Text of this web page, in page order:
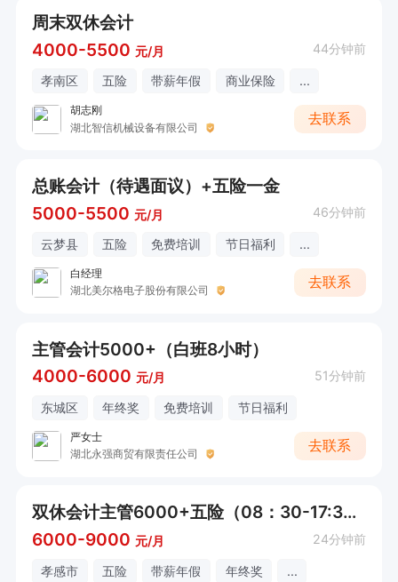
周末双休会计
4000-5500 元/月 44分钟前
孝南区 五险 带薪年假 商业保险 ...
胡志刚
湖北智信机械设备有限公司
去联系
总账会计（待遇面议）+五险一金
5000-5500 元/月 46分钟前
云梦县 五险 免费培训 节日福利 ...
白经理
湖北美尔格电子股份有限公司
去联系
主管会计5000+（白班8小时）
4000-6000 元/月 51分钟前
东城区 年终奖 免费培训 节日福利
严女士
湖北永强商贸有限责任公司
去联系
双休会计主管6000+五险（08：30-17:30）
6000-9000 元/月 24分钟前
孝感市 五险 带薪年假 年终奖 ...